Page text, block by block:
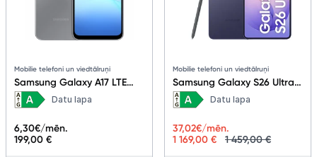
Mobilie telefoni un viedtālruņi
Samsung Galaxy A17 LTE
4+128GB Gray
Datu lapa
199,00 €
6,30€/mēn.
Mobilie telefoni un viedtālruņi
Samsung Galaxy S26 Ultra
5G 12+256GB Cobalt Violet
Datu lapa
1 169,00 € 1 459,00 €
37,02€/mēn.